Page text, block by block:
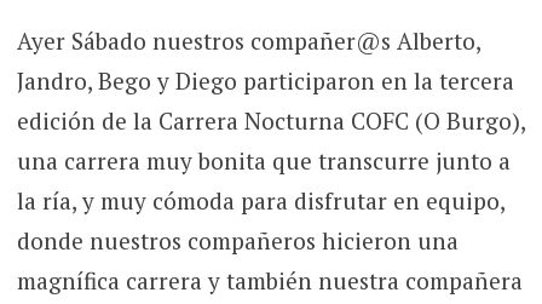
Ayer Sábado nuestros compañer@s Alberto,
Jandro, Bego y Diego participaron en la tercera
edición de la Carrera Nocturna COFC (O Burgo),
una carrera muy bonita que transcurre junto a
la ría, y muy cómoda para disfrutar en equipo,
donde nuestros compañeros hicieron una
magnífica carrera y también nuestra compañera